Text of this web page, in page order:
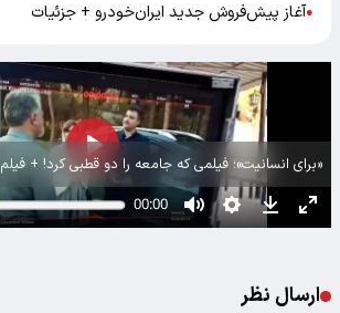
●آغاز پیش‌فروش جدید ایران‌خودرو + جزئیات
«برای انسانیت»؛ فیلمی که جامعه را دو قطبی کرد! + فیلم
ارسال نظر